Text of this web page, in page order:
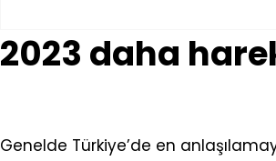
2023 daha
Genelde Türkiye’de en